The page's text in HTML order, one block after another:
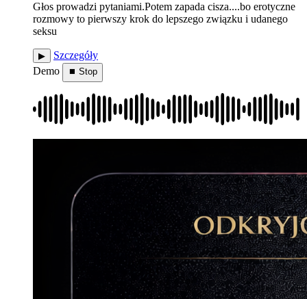
Głos prowadzi pytaniami.Potem zapada cisza....bo erotyczne
rozmowy to pierwszy krok do lepszego związku i udanego
seksu
▶︎
Szczegóły
Demo
⏹ Stop